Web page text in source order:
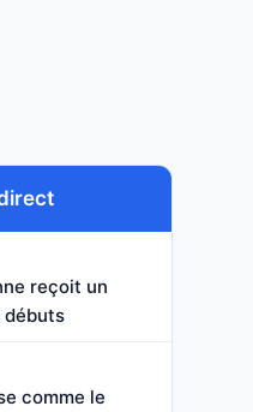
reçoit un
débuts
comme le